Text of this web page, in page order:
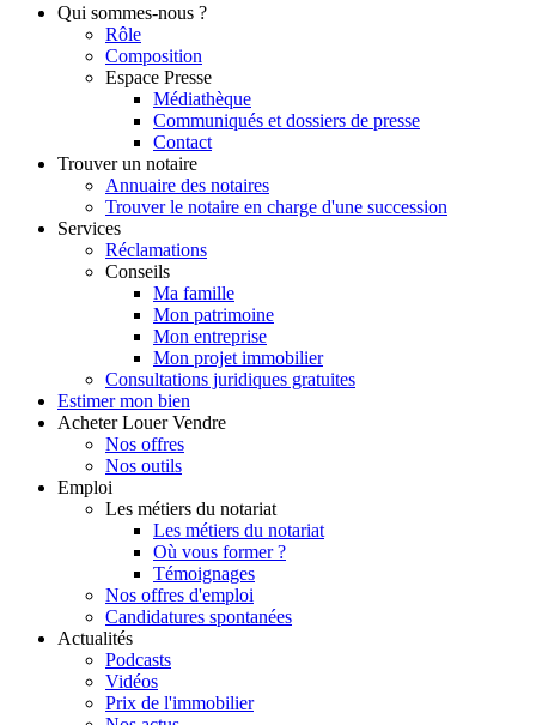
Qui sommes-nous ?
Rôle
Composition
Espace Presse
Médiathèque
Communiqués et dossiers de presse
Contact
Trouver un notaire
Annuaire des notaires
Trouver le notaire en charge d'une succession
Services
Réclamations
Conseils
Ma famille
Mon patrimoine
Mon entreprise
Mon projet immobilier
Consultations juridiques gratuites
Estimer mon bien
Acheter Louer Vendre
Nos offres
Nos outils
Emploi
Les métiers du notariat
Les métiers du notariat
Où vous former ?
Témoignages
Nos offres d'emploi
Candidatures spontanées
Actualités
Podcasts
Vidéos
Prix de l'immobilier